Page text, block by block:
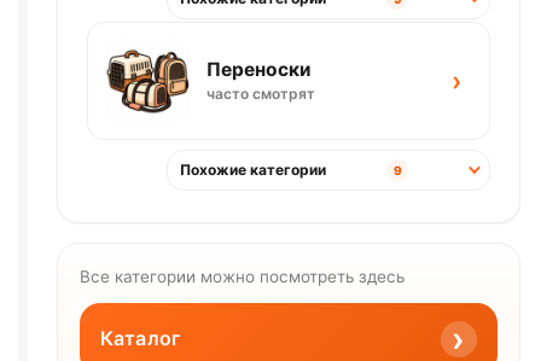
Переноски
часто смотрят ›
Похожие категории 9
Все категории можно посмотреть здесь
Каталог ›